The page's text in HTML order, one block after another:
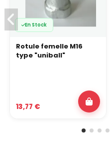
En Stock
Rotule femelle M16
type "uniball"
13,77 €